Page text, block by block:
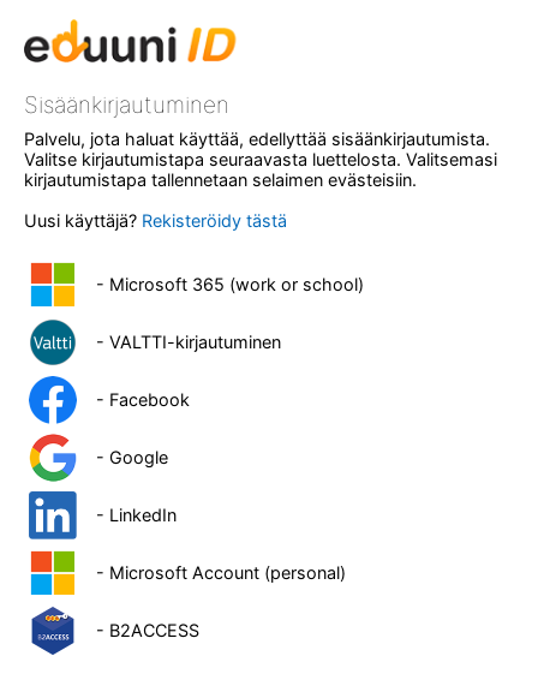
Sisäänkirjautuminen
Palvelu, jota haluat käyttää, edellyttää sisäänkirjautumista.
Valitse kirjautumistapa seuraavasta luettelosta. Valitsemasi
kirjautumistapa tallennetaan selaimen evästeisiin.
Uusi käyttäjä? Rekisteröidy tästä
- Microsoft 365 (work or school)
- VALTTI-kirjautuminen
- Facebook
- Google
- LinkedIn
- Microsoft Account (personal)
- B2ACCESS